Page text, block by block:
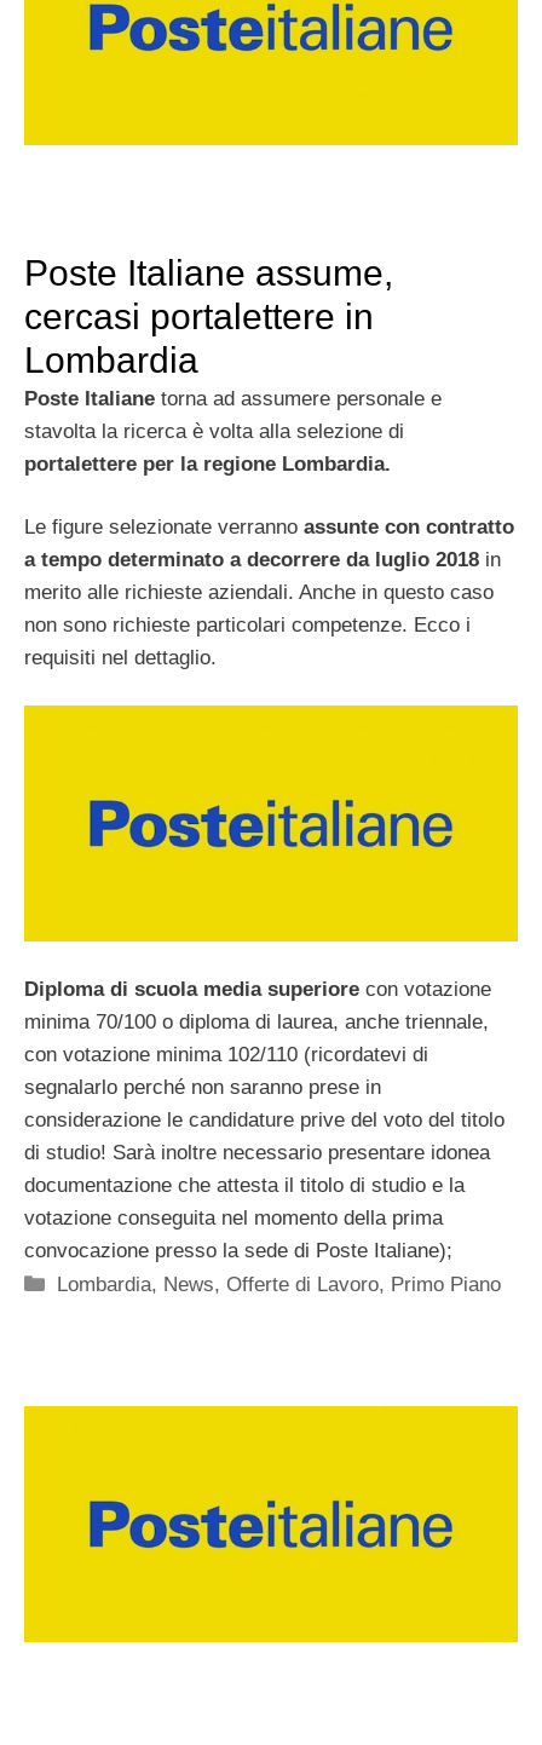
Poste Italiane assume,
cercasi portalettere in
Lombardia
Poste Italiane torna ad assumere personale e
stavolta la ricerca è volta alla selezione di
portalettere per la regione Lombardia.
Le figure selezionate verranno assunte con contratto
a tempo determinato a decorrere da luglio 2018 in
merito alle richieste aziendali. Anche in questo caso
non sono richieste particolari competenze. Ecco i
requisiti nel dettaglio.
Diploma di scuola media superiore con votazione
minima 70/100 o diploma di laurea, anche triennale,
con votazione minima 102/110 (ricordatevi di
segnalarlo perché non saranno prese in
considerazione le candidature prive del voto del titolo
di studio! Sarà inoltre necessario presentare idonea
documentazione che attesta il titolo di studio e la
votazione conseguita nel momento della prima
convocazione presso la sede di Poste Italiane);
Categorie
Lombardia, News,Offerte di Lavoro, Primo Piano